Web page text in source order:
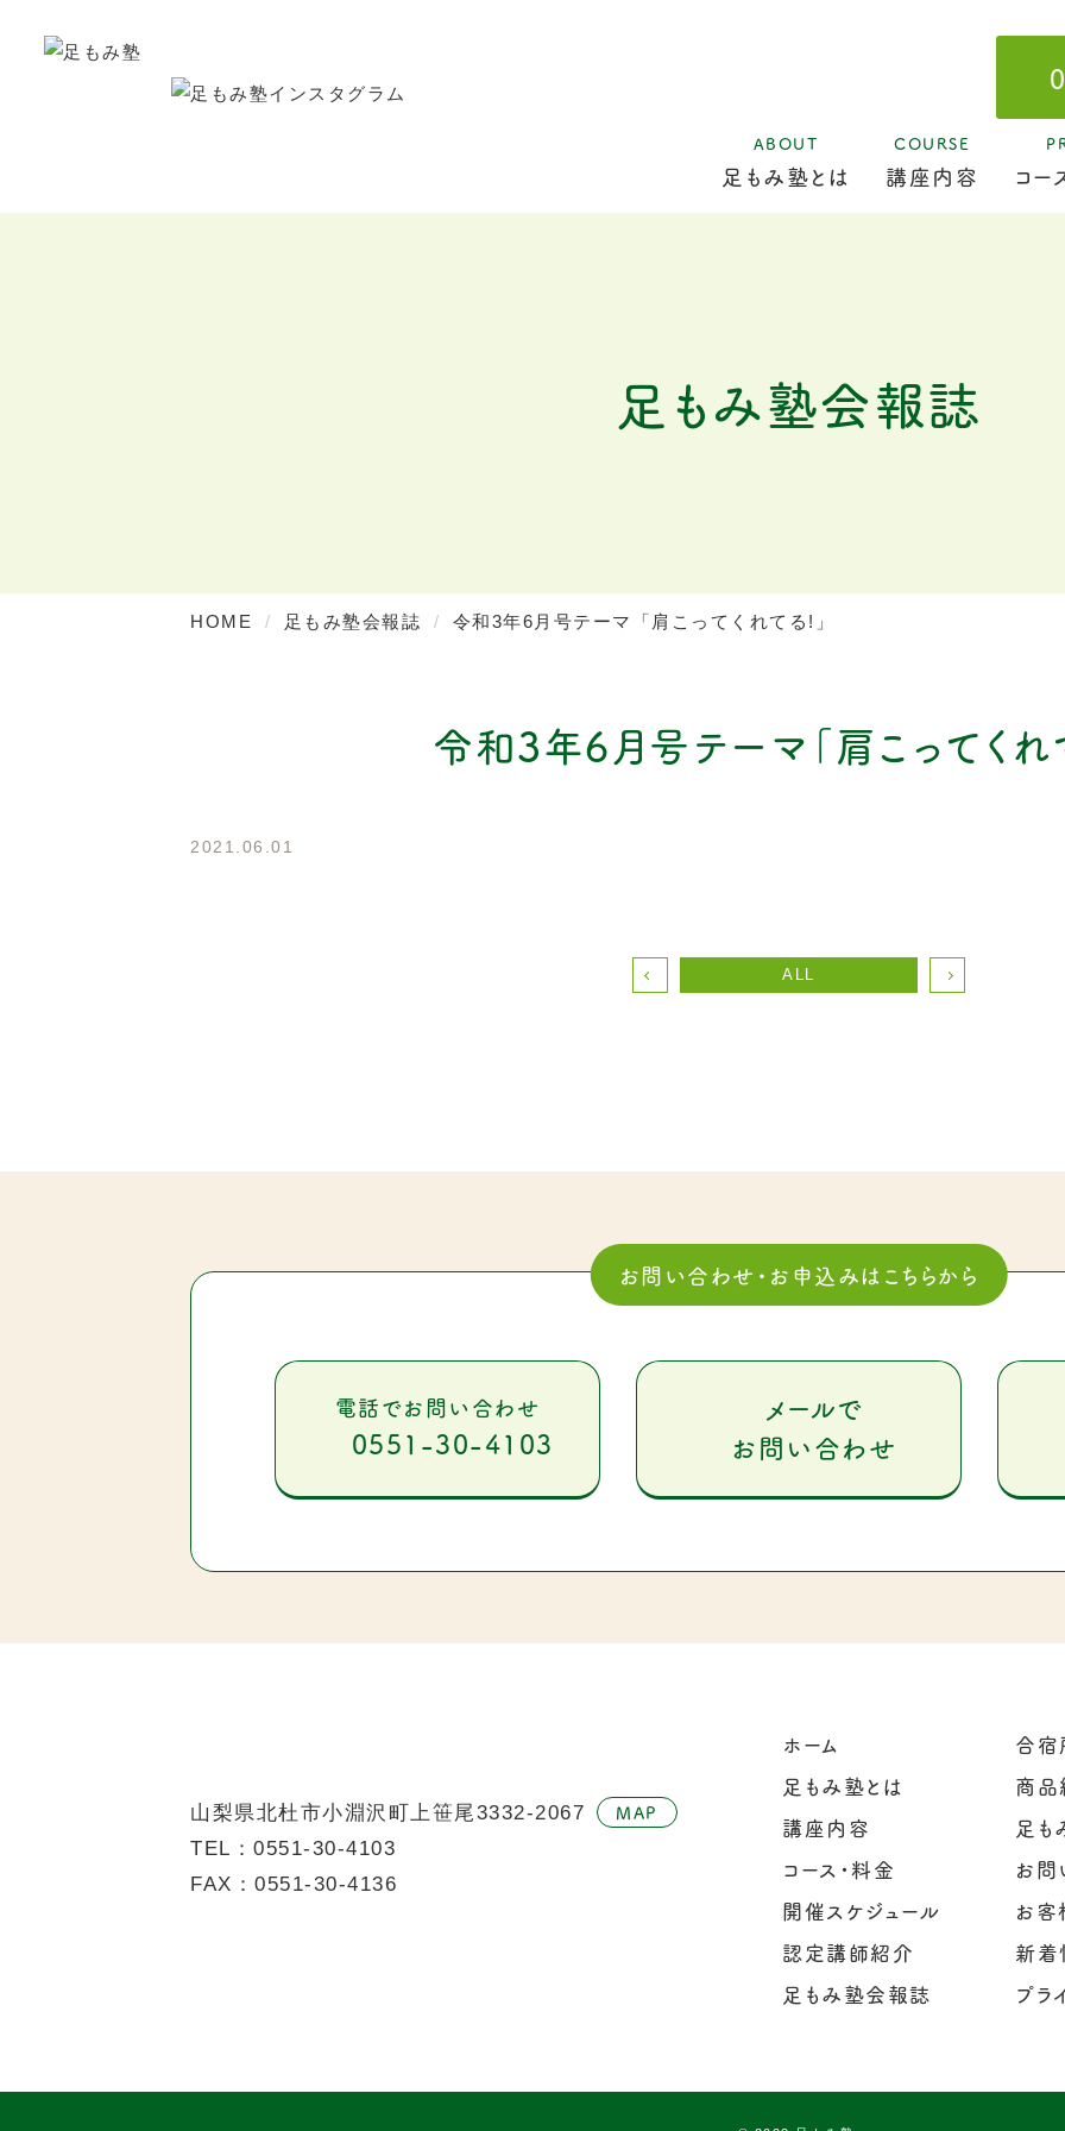
ABOUT
足もみ塾とは
COURSE
講座内容 コー
足もみ塾会報誌
HOME 足もみ塾会報誌 令和3年6月号テーマ「肩こってくれてる!」
令和3年6月号テーマ「肩こってくれ
2021.06.01
ALL
お問い合わせ・お申込みはこちらから
電話でお問い合わせ
0551-30-4103
メールで
お問い合わせ
山梨県北杜市小淵沢町上笹尾3332-2067 MAP
TEL： 0551-30-4103
FAX：0551-30-4136
ホーム
足もみ塾とは
講座内容
コース・料金
開催スケジュール
認定講師紹介
足もみ塾会報誌
合宿
商
足も
お
お
新
プラ